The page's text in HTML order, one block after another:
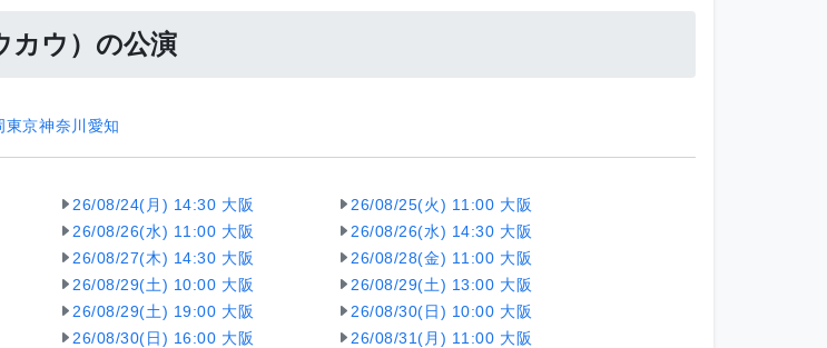
カウ）の公演
東京神奈川 愛知
26/08/24(月) 14:30 大阪
26/08/25(火) 11:00 大阪
26/08/26(水) 11:00 大阪
26/08/26(水) 14:30 大阪
26/08/27(木) 14:30 大阪
26/08/28(金) 11:00 大阪
26/08/29(土) 10:00 大阪
26/08/29(土) 13:00 大阪
26/08/29(土) 19:00 大阪
26/08/30(日) 10:00 大阪
26/08/30(日) 16:00 大阪
26/08/31(月) 11:00 大阪